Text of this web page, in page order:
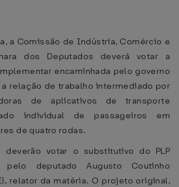
a Comissão de Indústria, Comércio e
dos Deputados deverá votar a
encaminhada pelo governo
a relação de trabalho intermediado por
de aplicativos de transporte
individual de passageiros em
de quatro rodas.
deverão votar o substitutivo do PLP
pelo deputado Augusto Coutinho
relator da matéria. O projeto original,